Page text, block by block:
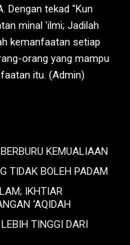
Dengan tekad "Kun
minal 'ilmi; Jadilah
kemanfaatan setiap
orang yang mampu
itu. (Admin)
KEMUALIAAN
TIDAK BOLEH PADAM
IKHTIAR
‘AQIDAH
TINGGI DARI